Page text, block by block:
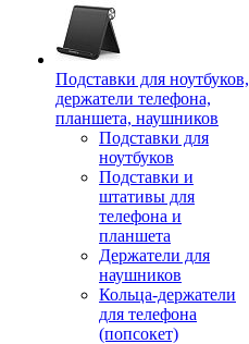
Подставки для ноутбуков,
держатели телефона,
планшета, наушников
Подставки для
ноутбуков
Подставки и
штативы для
телефона и
планшета
Держатели для
наушников
Кольца-держатели
для телефона
(попсокет)